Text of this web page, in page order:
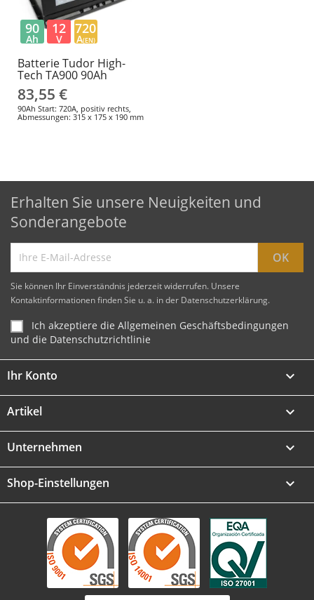
Batterie Tudor High-
Tech TA900 90Ah
83,55 €
90Ah Start: 720A, positiv rechts,
Abmessungen: 315 x 175 x 190 mm
90
Ah
12
V
720
A(EN)
Erhalten Sie unsere Neuigkeiten und
Sonderangebote
Sie können Ihr Einverständnis jederzeit widerrufen. Unsere
Kontaktinformationen finden Sie u. a. in der Datenschutzerklärung.
Ich akzeptiere die Allgemeinen Geschäftsbedingungen
und die Datenschutzrichtlinie
Ihr Konto 
Artikel 
Unternehmen 
Shop-Einstellungen keyboard_arrow_down